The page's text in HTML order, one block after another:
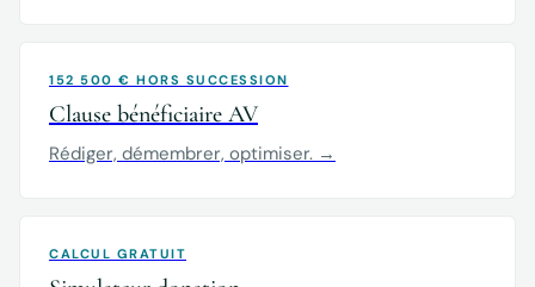
152 500 € HORS SUCCESSION
Clause bénéficiaire AV
Rédiger, démembrer, optimiser. →
CALCUL GRATUIT